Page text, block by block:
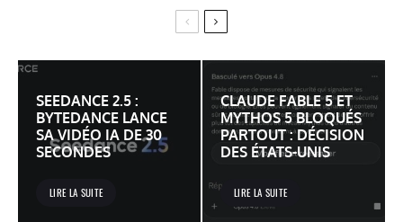
SEEDANCE 2.5 :
BYTEDANCE LANCE
SA VIDÉO IA DE 30
SECONDES
LIRE LA SUITE
CLAUDE FABLE 5 ET
MYTHOS 5 BLOQUÉS
PARTOUT : DÉCISION
DES ÉTATS-UNIS
LIRE LA SUITE